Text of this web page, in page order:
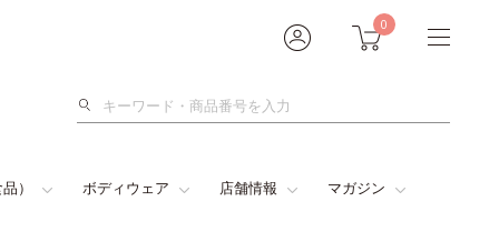
0
検
） ボディウェア 店舗情報 マガジン